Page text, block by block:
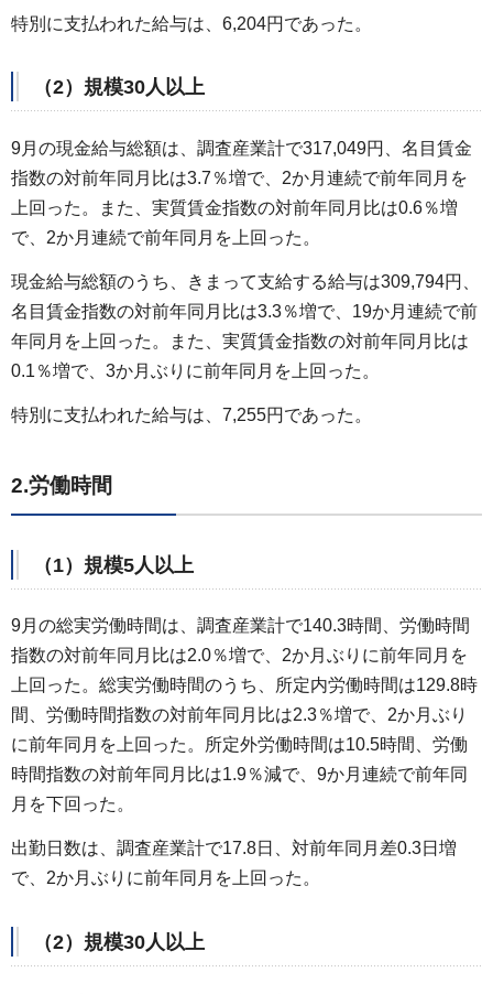
特別に支払われた給与は、6,204円であった。
（2）規模30人以上
9月の現金給与総額は、調査産業計で317,049円、名目賃金
指数の対前年同月比は3.7％増で、2か月連続で前年同月を
上回った。また、実質賃金指数の対前年同月比は0.6％増
で、2か月連続で前年同月を上回った。
現金給与総額のうち、きまって支給する給与は309,794円、
名目賃金指数の対前年同月比は3.3％増で、19か月連続で前
年同月を上回った。また、実質賃金指数の対前年同月比は
0.1％増で、3か月ぶりに前年同月を上回った。
特別に支払われた給与は、7,255円であった。
2.労働時間
（1）規模5人以上
9月の総実労働時間は、調査産業計で140.3時間、労働時間
指数の対前年同月比は2.0％増で、2か月ぶりに前年同月を
上回った。総実労働時間のうち、所定内労働時間は129.8時
間、労働時間指数の対前年同月比は2.3％増で、2か月ぶり
に前年同月を上回った。所定外労働時間は10.5時間、労働
時間指数の対前年同月比は1.9％減で、9か月連続で前年同
月を下回った。
出勤日数は、調査産業計で17.8日、対前年同月差0.3日増
で、2か月ぶりに前年同月を上回った。
（2）規模30人以上